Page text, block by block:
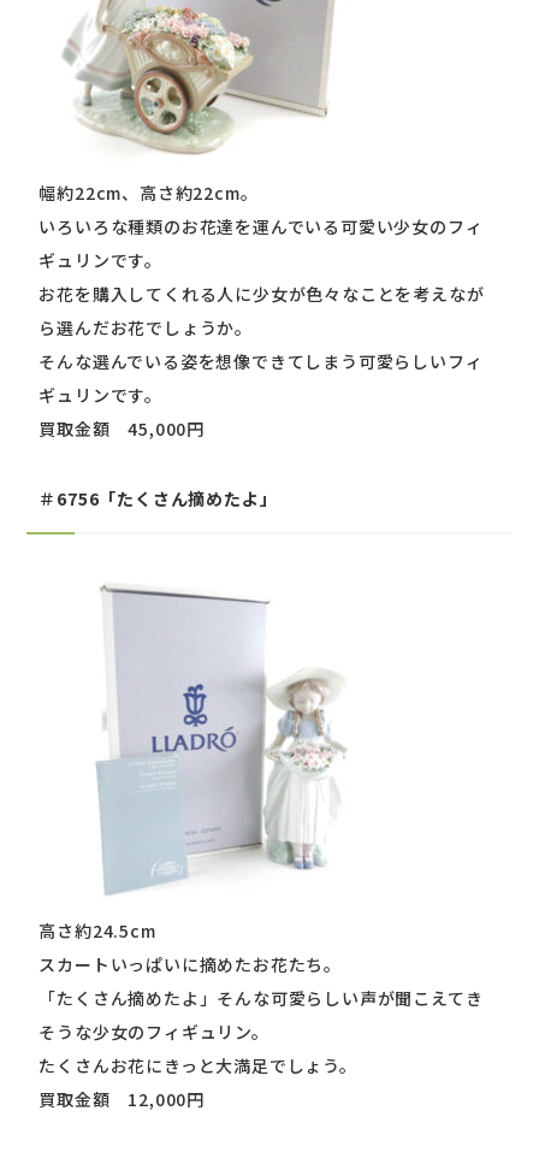
幅約22cm、高さ約22cm。
いろいろな種類のお花達を運んでいる可愛い少女のフィ
ギュリンです。
お花を購入してくれる人に少女が色々なことを考えなが
ら選んだお花でしょうか。
そんな選んでいる姿を想像できてしまう可愛らしいフィ
ギュリンです。
買取金額 45,000円
＃6756「たくさん摘めたよ」
高さ約24.5cm
スカートいっぱいに摘めたお花たち。
「たくさん摘めたよ」そんな可愛らしい声が聞こえてき
そうな少女のフィギュリン。
たくさんお花にきっと大満足でしょう。
買取金額 12,000円